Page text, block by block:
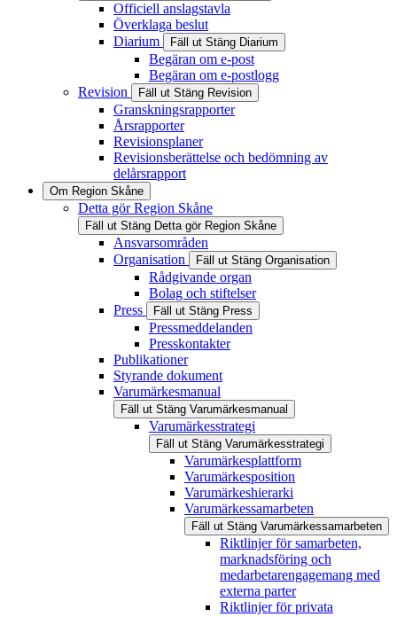
Officiell anslagstavla
Överklaga beslut
Diarium
Fäll ut Stäng Diarium
Begäran om e-post
Begäran om e-postlogg
Revision
Fäll ut Stäng Revision
Granskningsrapporter
Årsrapporter
Revisionsplaner
Revisionsberättelse och bedömning av
delårsrapport
Om Region Skåne
Detta gör Region Skåne
Fäll ut Stäng Detta gör Region Skåne
Ansvarsområden
Organisation
Fäll ut Stäng Organisation
Rådgivande organ
Bolag och stiftelser
Press
Fäll ut Stäng Press
Pressmeddelanden
Presskontakter
Publikationer
Styrande dokument
Varumärkesmanual
Fäll ut Stäng Varumärkesmanual
Varumärkesstrategi
Fäll ut Stäng Varumärkesstrategi
Varumärkesplattform
Varumärkesposition
Varumärkeshierarki
Varumärkessamarbeten
Fäll ut Stäng Varumärkessamarbeten
Riktlinjer för samarbeten,
marknadsföring och
medarbetarengagemang med
externa parter
Riktlinjer för privata